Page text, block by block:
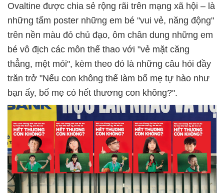
Ovaltine được chia sẻ rộng rãi trên mạng xã hội – là
những tấm poster những em bé "vui vẻ, năng động"
trên nền màu đỏ chủ đạo, ôm chân dung những em
bé vô địch các môn thể thao với "vẻ mặt căng
thẳng, mệt mỏi", kèm theo đó là những câu hỏi đầy
trăn trở "Nếu con không thể làm bố mẹ tự hào như
bạn ấy, bố mẹ có hết thương con không?".